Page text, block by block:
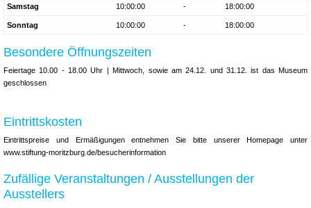
Samstag 10:00:00 - 18:00:00
Sonntag 10:00:00 - 18:00:00
Besondere Öffnungszeiten
Feiertage 10.00 - 18.00 Uhr | Mittwoch, sowie am 24.12. und 31.12. ist das Museum
geschlossen
Eintrittskosten
Eintrittspreise und Ermäßigungen entnehmen Sie bitte unserer Homepage unter
www.stiftung-moritzburg.de/besucherinformation
Zufällige Veranstaltungen / Ausstellungen der
Ausstellers